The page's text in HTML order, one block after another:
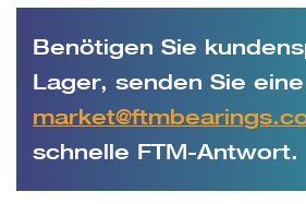
Benötigen Sie
Lager, senden Sie
schnelle FTM-Antwort.